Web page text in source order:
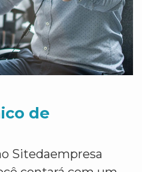
de
Sitedaempresa